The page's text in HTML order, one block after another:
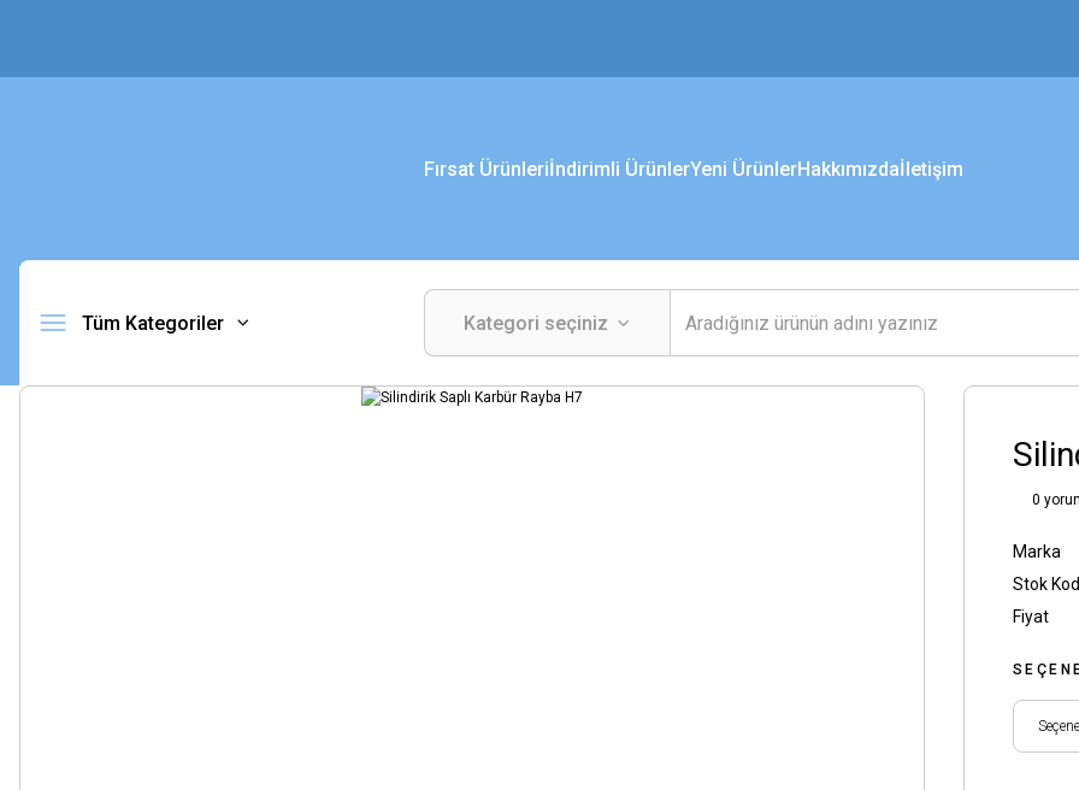
Fırsat Ürünleriİndirimli ÜrünlerYeni ÜrünlerHakkımızdaİletişim
Tüm Kategoriler
0
Marka
Stok
Fiyat